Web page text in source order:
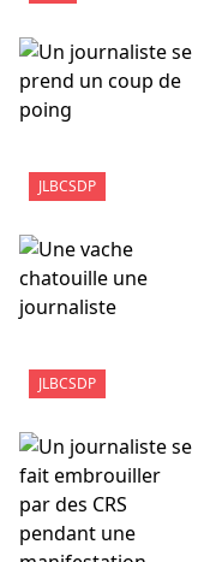
JLBCSDP
JLBCSDP